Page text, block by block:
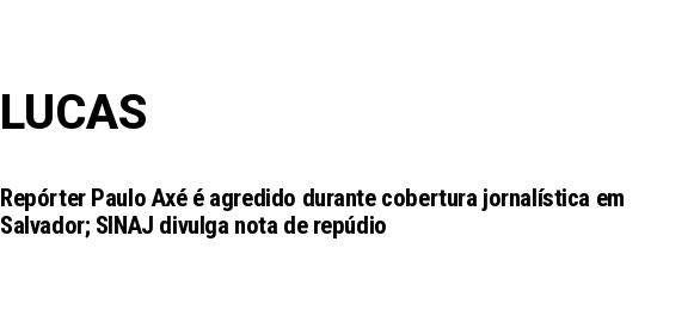
LUCAS
Repórter Paulo Axé é agredido durante cobertura jornalística em
Salvador; SINAJ divulga nota de repúdio